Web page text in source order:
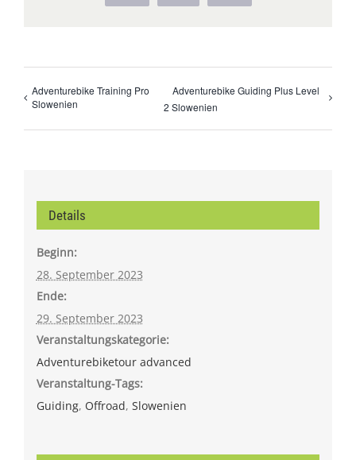
Mail
Adventurebike Training Pro
Slowenien
Adventurebike Guiding Plus Level
2 Slowenien
Details
Beginn:
28. September 2023
Ende:
29. September 2023
Veranstaltungskategorie:
Adventurebiketour advanced
Veranstaltung-Tags:
Guiding, Offroad, Slowenien